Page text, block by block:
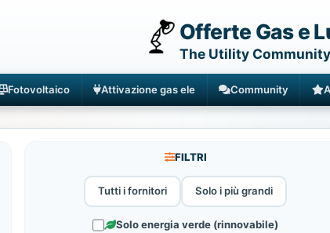
Offerte Gas e
The Utility Community
Fotovoltaico Attivazione gas ele Community
FILTRI
Tutti i fornitori Solo i più grandi
Solo energia verde (rinnovabile)